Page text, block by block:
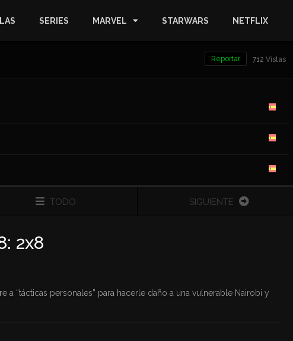
SERIES MARVEL STARWARS NETFLIX
712 Vistas
Reportar
TODO SIGUIENTE
2x8
a “tácticas personales” para hacerle daño a una vulnerable Nairobi y